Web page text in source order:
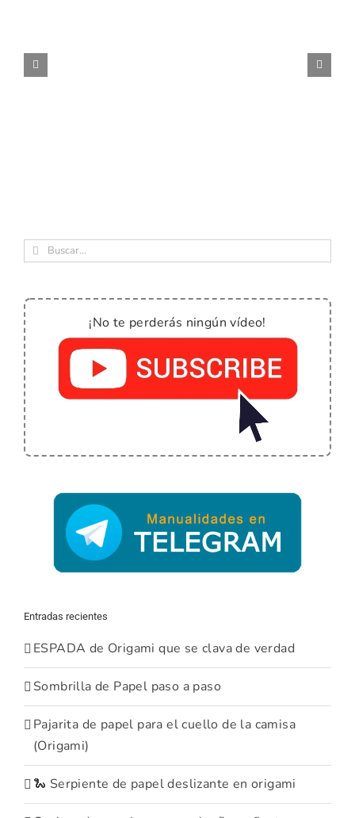
Buscar:
¡No te perderás ningún vídeo!
Entradas recientes
ESPADA de Origami que se clava de verdad
Sombrilla de Papel paso a paso
Pajarita de papel para el cuello de la camisa
(Origami)
🐍 Serpiente de papel deslizante en origami